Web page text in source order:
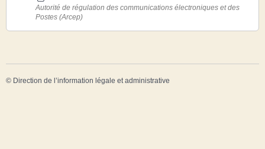
Autorité de régulation des communications électroniques et des
Postes (Arcep)
© Direction de l’information légale et administrative